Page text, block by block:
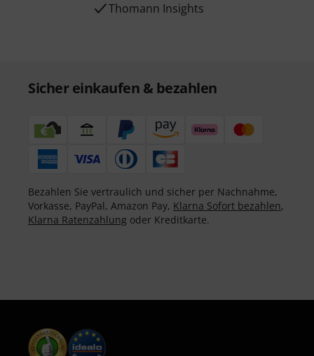
Thomann Insights
Sicher einkaufen & bezahlen
Bezahlen Sie vertraulich und sicher per Nachnahme,
Vorkasse, PayPal, Amazon Pay, Klarna Sofort bezahlen,
Klarna Ratenzahlung oder Kreditkarte.